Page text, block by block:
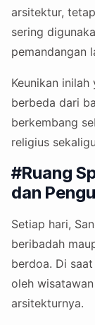
arsitektur,
sering
pemandangan
Keunikan
berbeda dari
berkembang
religius
#Ruang
dan
Setiap hari,
beribadah
berdoa. Di
oleh
arsitekturnya.